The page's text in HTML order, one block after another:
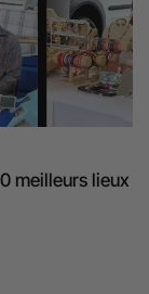
meilleurs lieux